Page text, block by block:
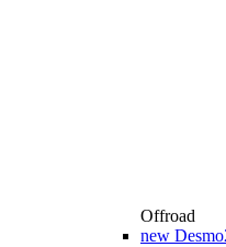
Offroad
new